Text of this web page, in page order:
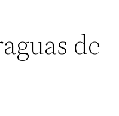
de